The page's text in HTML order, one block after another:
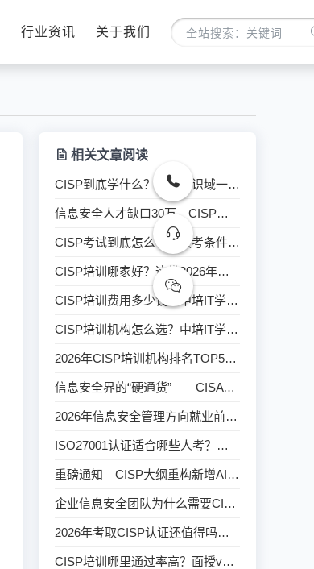
行业资讯 关于我们
相关文章阅读
CISP到底学什么？十大知识域一文读懂
信息安全人才缺口30万，CISP凭什么成了行业标配
CISP考试到底怎么考？报考条件、题型、备考一次说清
CISP培训哪家好？这份2026年机构选择指南请收好
CISP培训费用多少钱？中培IT学院CISP培训性价比与通过率详解
CISP培训机构怎么选？中培IT学院CISP培训优势深度测评
2026年CISP培训机构排名TOP5（官方授权名单+真实学员反馈）
信息安全界的“硬通货”——CISAW认证，五大方向任你选
2026年信息安全管理方向就业前景如何？ISO27001认证价值深度解读
ISO27001认证适合哪些人考？从信息安全管理到合规审计全岗位解析
重磅通知｜CISP大纲重构新增AI/工控考点，现在备考才是最优解
企业信息安全团队为什么需要CISP持证人才？
2026年考取CISP认证还值得吗？真实数据告诉你
CISP培训哪里通过率高？面授vs在线模式对比指南